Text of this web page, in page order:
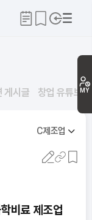
MY
게시글 창업 유튜브
C제조업
비료 제조업